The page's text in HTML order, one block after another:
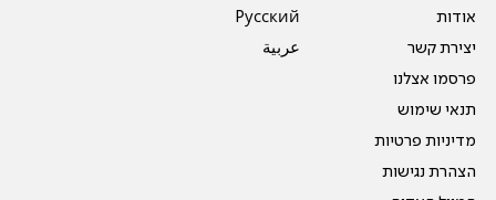
אודות
יצירת קשר
פרסמו אצלנו
תנאי שימוש
מדיניות פרטיות
הצהרת נגישות
Pусский
عربية